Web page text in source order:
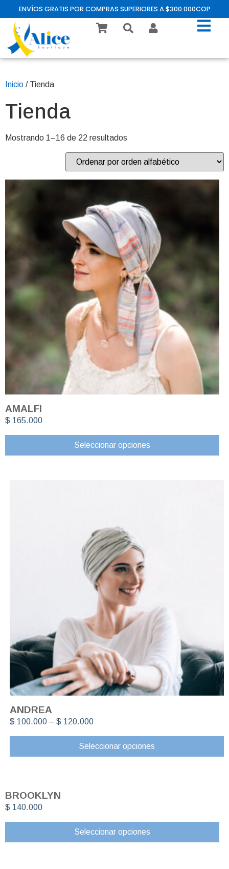
ENVÍOS GRATIS POR COMPRAS SUPERIORES A $300.000COP
Inicio / Tienda
Tienda
Mostrando 1–16 de 22 resultados
AMALFI
$ 165.000
Seleccionar opciones
ANDREA
$ 100.000– $ 120.000
Seleccionar opciones
BROOKLYN
$ 140.000
Seleccionar opciones